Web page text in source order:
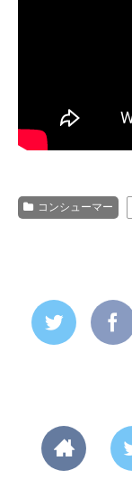
コンシューマー